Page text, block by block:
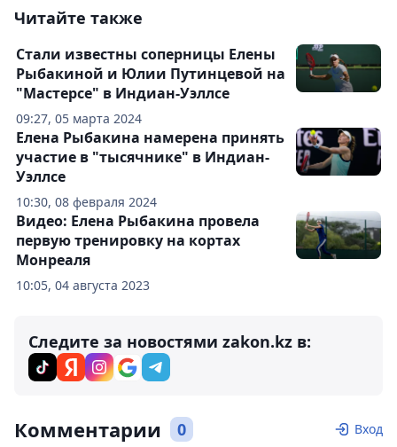
Читайте также
09:27, 05 марта 2024
Стали известны соперницы Елены
Рыбакиной и Юлии Путинцевой на
"Мастерсе" в Индиан-Уэллсе
10:30, 08 февраля 2024
Елена Рыбакина намерена принять
участие в "тысячнике" в Индиан-
Уэллсе
10:05, 04 августа 2023
Видео: Елена Рыбакина провела
первую тренировку на кортах
Монреаля
Следите за новостями zakon.kz в:
Комментарии 0 Вход